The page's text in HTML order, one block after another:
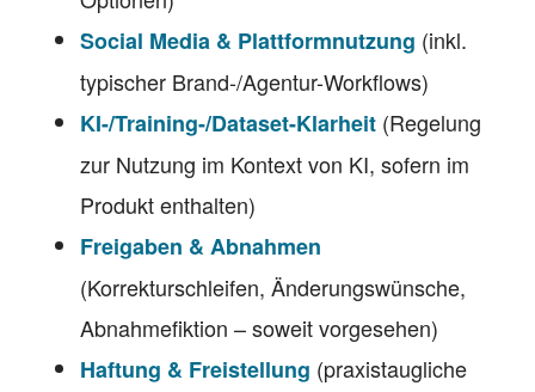
Social Media & Plattformnutzung (inkl.
typischer Brand-/Agentur-Workflows)
KI-/Training-/Dataset-Klarheit (Regelung
zur Nutzung im Kontext von KI, sofern im
Produkt enthalten)
Freigaben & Abnahmen
(Korrekturschleifen, Änderungswünsche,
Abnahmefiktion – soweit vorgesehen)
Haftung & Freistellung (praxistaugliche